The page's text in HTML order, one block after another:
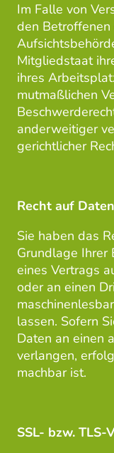
Im Falle von
den
Mitgliedstaat
ihres
mutmaßlichen
anderweitiger
gerichtlicher
Recht auf
Sie haben das
Grundlage
eines Vertrags
oder an einen
lassen. Sofern
Daten an einen
verlangen,
machbar ist.
SSL- bzw. TLS-